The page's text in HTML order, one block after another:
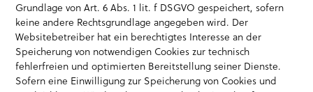
Grundlage von Art. 6 Abs. 1 lit. f DSGVO gespeichert, sofern
keine andere Rechtsgrundlage angegeben wird. Der
Websitebetreiber hat ein berechtigtes Interesse an der
Speicherung von notwendigen Cookies zur technisch
fehlerfreien und optimierten Bereitstellung seiner Dienste.
Sofern eine Einwilligung zur Speicherung von Cookies und